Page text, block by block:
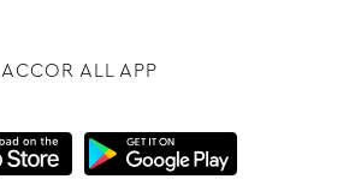
ACCOR ALL APP